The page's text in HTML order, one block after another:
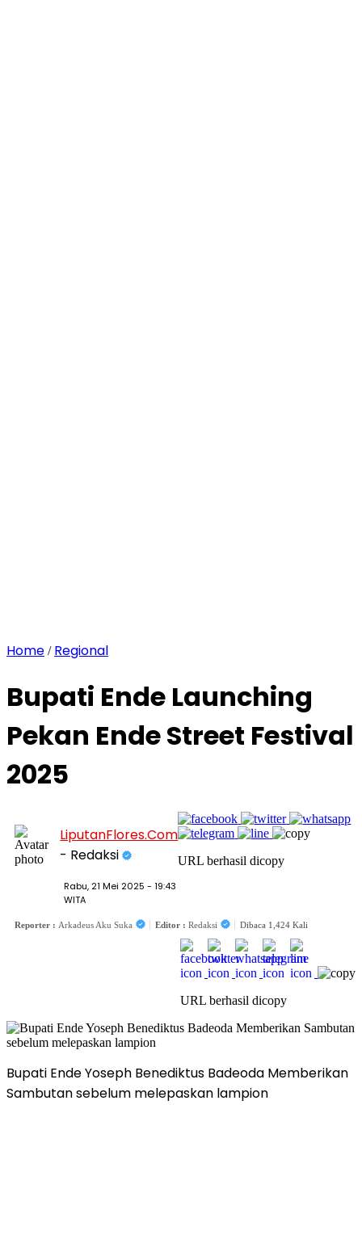
Home / Regional
Bupati Ende Launching
Pekan Ende Street Festival
2025
LiputanFlores.Com
- Redaksi
Rabu, 21 Mei 2025 - 19:43
WITA
URL berhasil dicopy
Reporter : Arkadeus Aku Suka Editor : Redaksi Dibaca 1,424 Kali
URL berhasil dicopy
Bupati Ende Yoseph Benediktus Badeoda Memberikan
Sambutan sebelum melepaskan lampion